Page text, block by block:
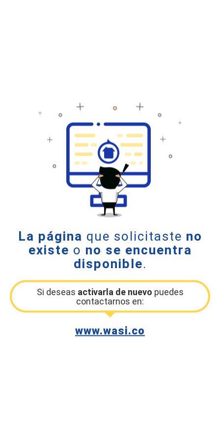
La página que solicitaste no
existe o no se encuentra
disponible.
Si deseas activarla de nuevo puedes
contactarnos en:
www.wasi.co